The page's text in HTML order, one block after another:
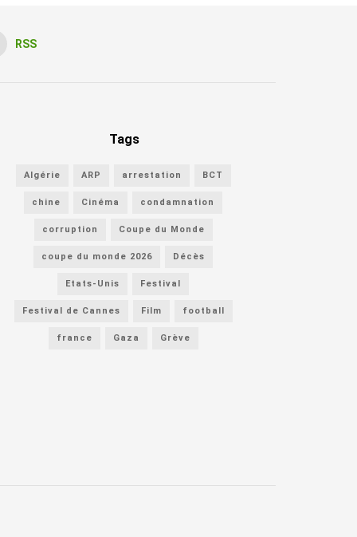
RSS
Tags
Algérie ARP arrestation BCT
chine Cinéma condamnation
corruption Coupe du Monde
coupe du monde 2026 Décès
Etats-Unis Festival
Festival de Cannes Film football
france Gaza Grève